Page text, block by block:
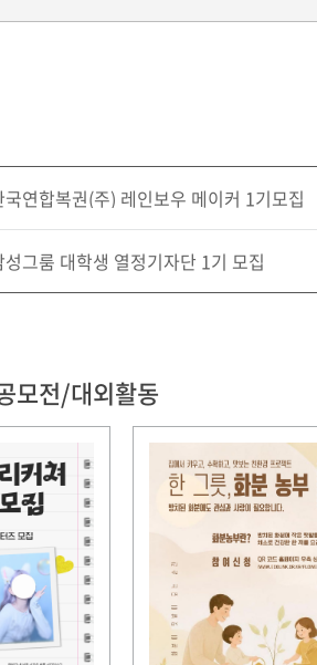
국연합복권(주) 레인보우 메이커 1기모집
성그룸 대학생 열정기자단 1기 모집
모전/대외활동